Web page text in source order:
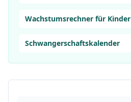
Wachstumsrechner für Kinder
Schwangerschaftskalender